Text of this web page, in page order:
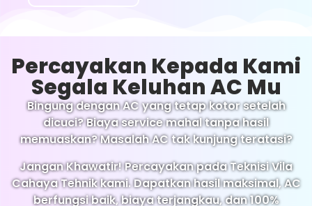
Percayakan Kepada Kami
Segala Keluhan AC Mu
Bingung dengan AC yang tetap kotor setelah
dicuci? Biaya service mahal tanpa hasil
memuaskan? Masalah AC tak kunjung teratasi?
Jangan Khawatir! Percayakan pada Teknisi Vila
Cahaya Tehnik kami. Dapatkan hasil maksimal, AC
berfungsi baik, biaya terjangkau, dan 100%